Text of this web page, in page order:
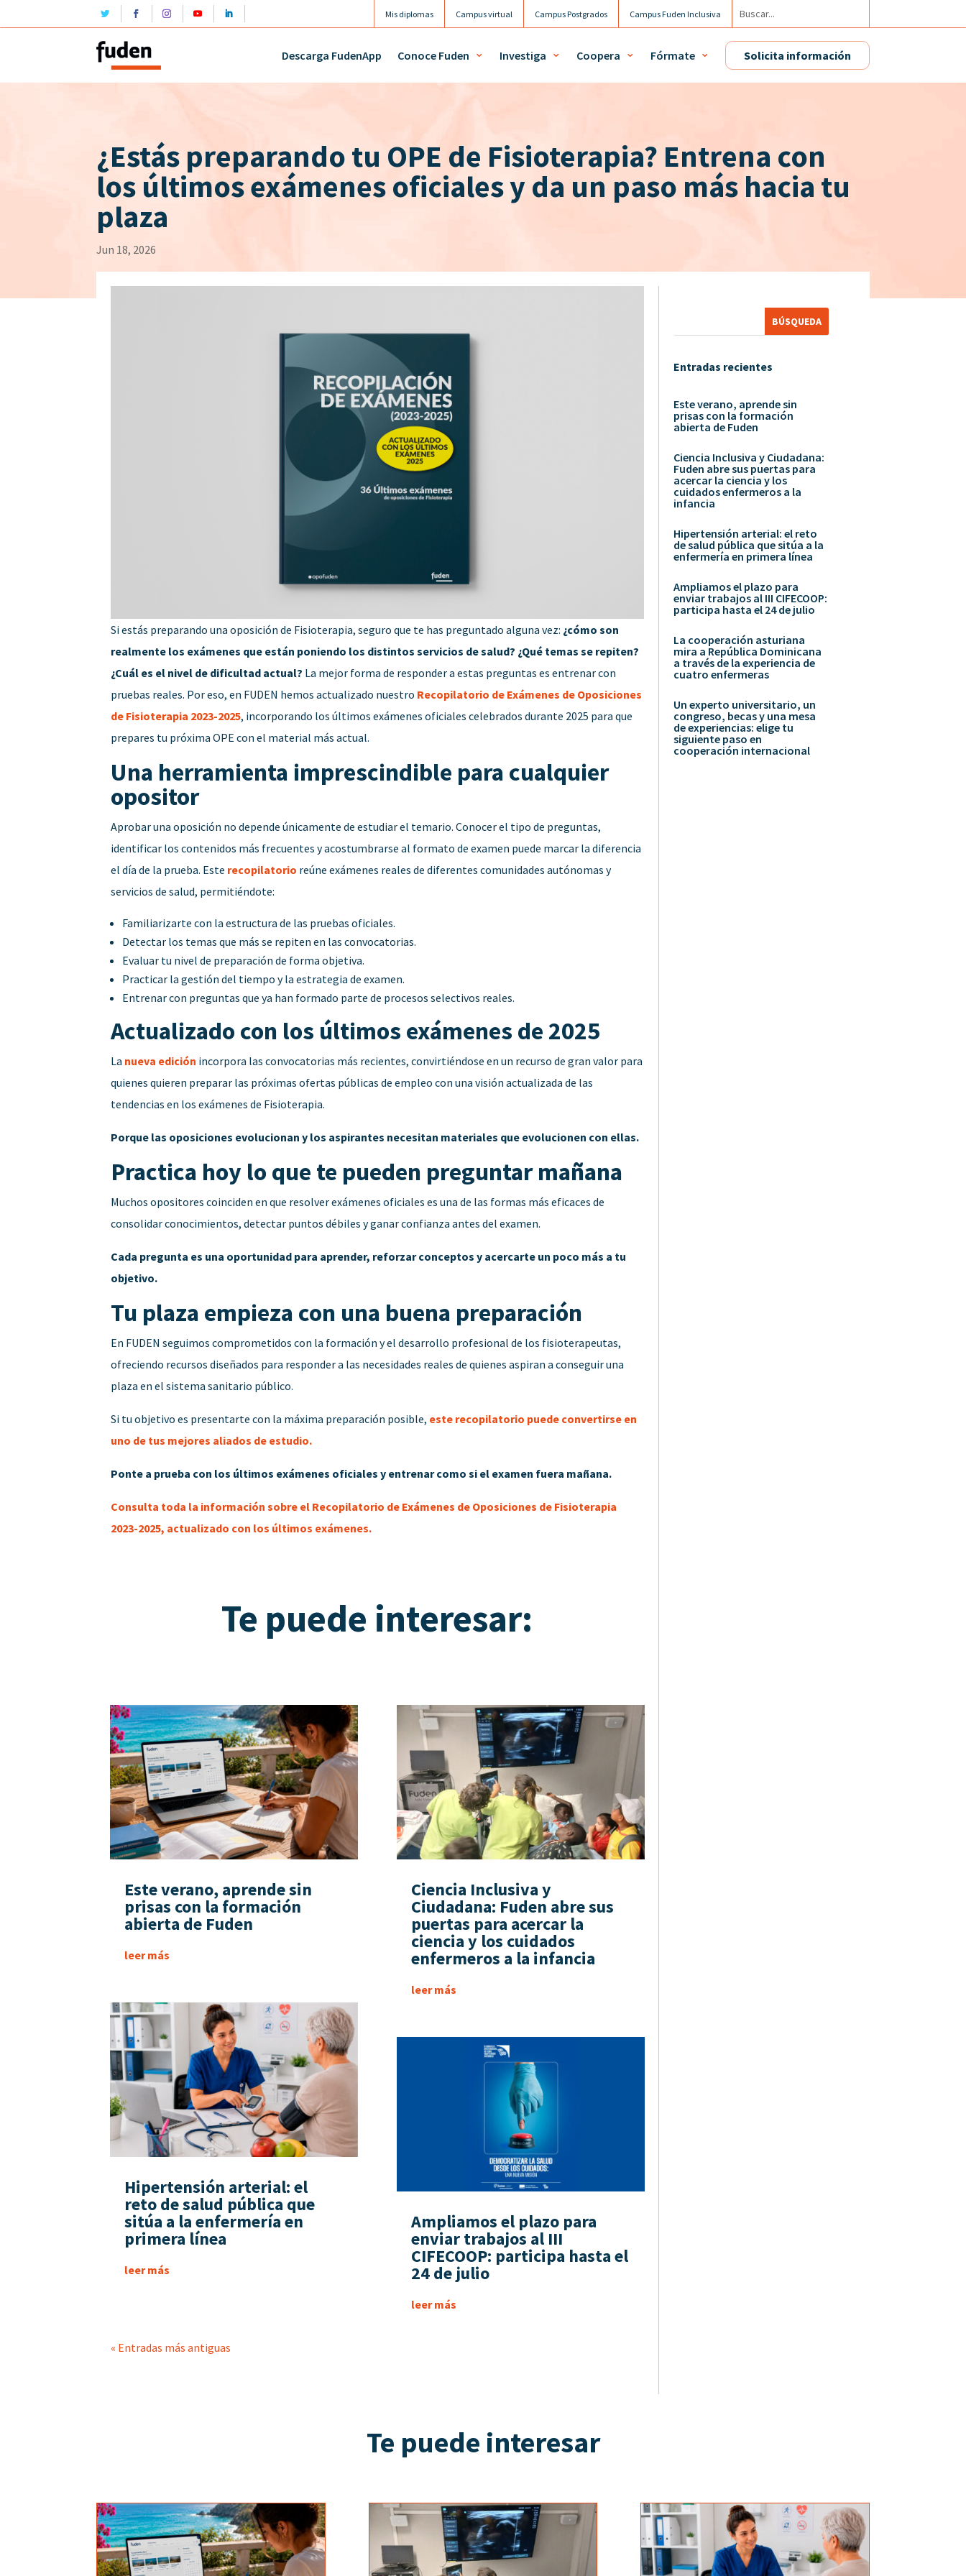
Campus Fuden Inclusiva
Campus Postgrados
Campus virtual
Mis diplomas
Descarga FudenApp Conoce Fuden Investiga Coopera Fórmate Solicita información
¿Estás preparando tu OPE de Fisioterapia? Entrena con
los últimos exámenes oficiales y da un paso más hacia tu
plaza
Jun 18, 2026
Si estás preparando una oposición de Fisioterapia, seguro que te has preguntado alguna vez: ¿cómo son
realmente los exámenes que están poniendo los distintos servicios de salud? ¿Qué temas se repiten?
¿Cuál es el nivel de dificultad actual? La mejor forma de responder a estas preguntas es entrenar con
pruebas reales. Por eso, en FUDEN hemos actualizado nuestro Recopilatorio de Exámenes de Oposiciones
de Fisioterapia 2023-2025, incorporando los últimos exámenes oficiales celebrados durante 2025 para que
prepares tu próxima OPE con el material más actual.
Una herramienta imprescindible para cualquier
opositor
Aprobar una oposición no depende únicamente de estudiar el temario. Conocer el tipo de preguntas,
identificar los contenidos más frecuentes y acostumbrarse al formato de examen puede marcar la diferencia
el día de la prueba. Este recopilatorio reúne exámenes reales de diferentes comunidades autónomas y
servicios de salud, permitiéndote:
Familiarizarte con la estructura de las pruebas oficiales.
Detectar los temas que más se repiten en las convocatorias.
Evaluar tu nivel de preparación de forma objetiva.
Practicar la gestión del tiempo y la estrategia de examen.
Entrenar con preguntas que ya han formado parte de procesos selectivos reales.
Actualizado con los últimos exámenes de 2025
La nueva edición incorpora las convocatorias más recientes, convirtiéndose en un recurso de gran valor para
quienes quieren preparar las próximas ofertas públicas de empleo con una visión actualizada de las
tendencias en los exámenes de Fisioterapia.
Porque las oposiciones evolucionan y los aspirantes necesitan materiales que evolucionen con ellas.
Practica hoy lo que te pueden preguntar mañana
Muchos opositores coinciden en que resolver exámenes oficiales es una de las formas más eficaces de
consolidar conocimientos, detectar puntos débiles y ganar confianza antes del examen.
Cada pregunta es una oportunidad para aprender, reforzar conceptos y acercarte un poco más a tu
objetivo.
Tu plaza empieza con una buena preparación
En FUDEN seguimos comprometidos con la formación y el desarrollo profesional de los fisioterapeutas,
ofreciendo recursos diseñados para responder a las necesidades reales de quienes aspiran a conseguir una
plaza en el sistema sanitario público.
Si tu objetivo es presentarte con la máxima preparación posible, este recopilatorio puede convertirse en
uno de tus mejores aliados de estudio.
Ponte a prueba con los últimos exámenes oficiales y entrenar como si el examen fuera mañana.
Consulta toda la información sobre el Recopilatorio de Exámenes de Oposiciones de Fisioterapia
2023-2025, actualizado con los últimos exámenes.
Te puede interesar:
Este verano, aprende sin
prisas con la formación
abierta de Fuden
leer más
Hipertensión arterial: el
reto de salud pública que
sitúa a la enfermería en
primera línea
leer más
Ciencia Inclusiva y
Ciudadana: Fuden abre sus
puertas para acercar la
ciencia y los cuidados
enfermeros a la infancia
leer más
Ampliamos el plazo para
enviar trabajos al III
CIFECOOP: participa hasta el
24 de julio
leer más
« Entradas más antiguas
Entradas recientes
Este verano, aprende sin
prisas con la formación
abierta de Fuden
Ciencia Inclusiva y Ciudadana:
Fuden abre sus puertas para
acercar la ciencia y los
cuidados enfermeros a la
infancia
Hipertensión arterial: el reto
de salud pública que sitúa a la
enfermería en primera línea
Ampliamos el plazo para
enviar trabajos al III CIFECOOP:
participa hasta el 24 de julio
La cooperación asturiana
mira a República Dominicana
a través de la experiencia de
cuatro enfermeras
Un experto universitario, un
congreso, becas y una mesa
de experiencias: elige tu
siguiente paso en
cooperación internacional
Te puede interesar